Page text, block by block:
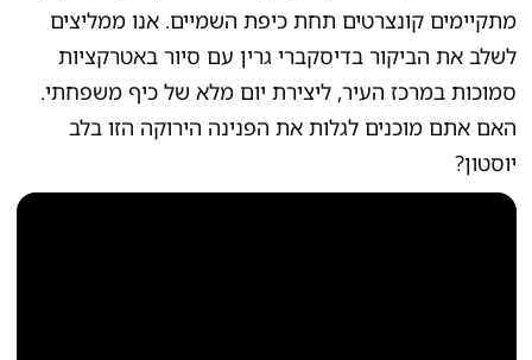
מתקיימים קונצרטים תחת כיפת השמיים. אנו ממליצים
לשלב את הביקור בדיסקברי גרין עם סיור באטרקציות
סמוכות במרכז העיר, ליצירת יום מלא של כיף משפחתי.
האם אתם מוכנים לגלות את הפנינה הירוקה הזו בלב
יוסטון?